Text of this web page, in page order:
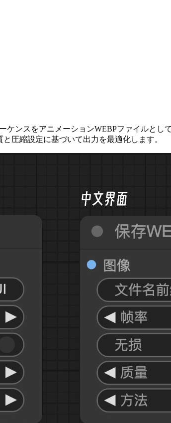
ケンスをアニメーションWEBPファイルと
圧縮設定に基づいて出力を最適化します。